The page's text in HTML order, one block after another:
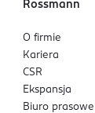
Rossmann
O firmie
Kariera
CSR
Ekspansja
Biuro prasowe